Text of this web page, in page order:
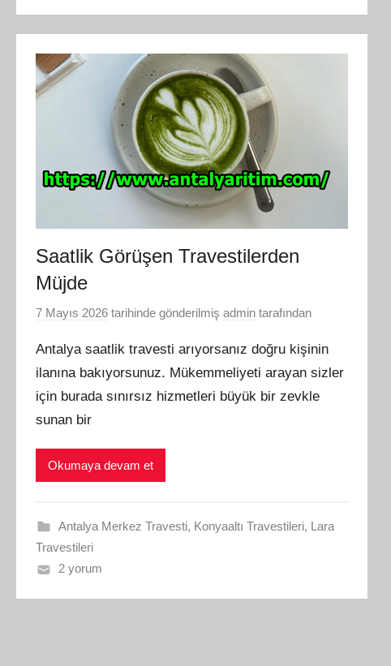
Saatlik Görüşen Travestilerden
Müjde
7 Mayıs 2026 tarihinde gönderilmiş admin tarafından
Antalya saatlik travesti arıyorsanız doğru kişinin
ilanına bakıyorsunuz. Mükemmeliyeti arayan sizler
için burada sınırsız hizmetleri büyük bir zevkle
sunan bir
Okumaya devam et
Antalya Merkez Travesti, Konyaaltı Travestileri, Lara
Travestileri
2 yorum